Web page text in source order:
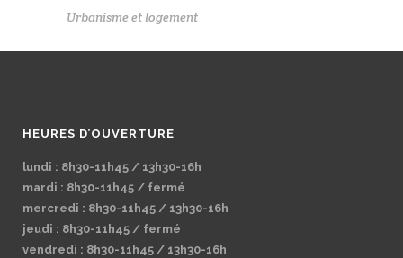
Urbanisme et logement
HEURES D’OUVERTURE
lundi : 8h30-11h45 / 13h30-16h
mardi : 8h30-11h45 / fermé
mercredi : 8h30-11h45 / 13h30-16h
jeudi : 8h30-11h45 / fermé
vendredi : 8h30-11h45 / 13h30-16h